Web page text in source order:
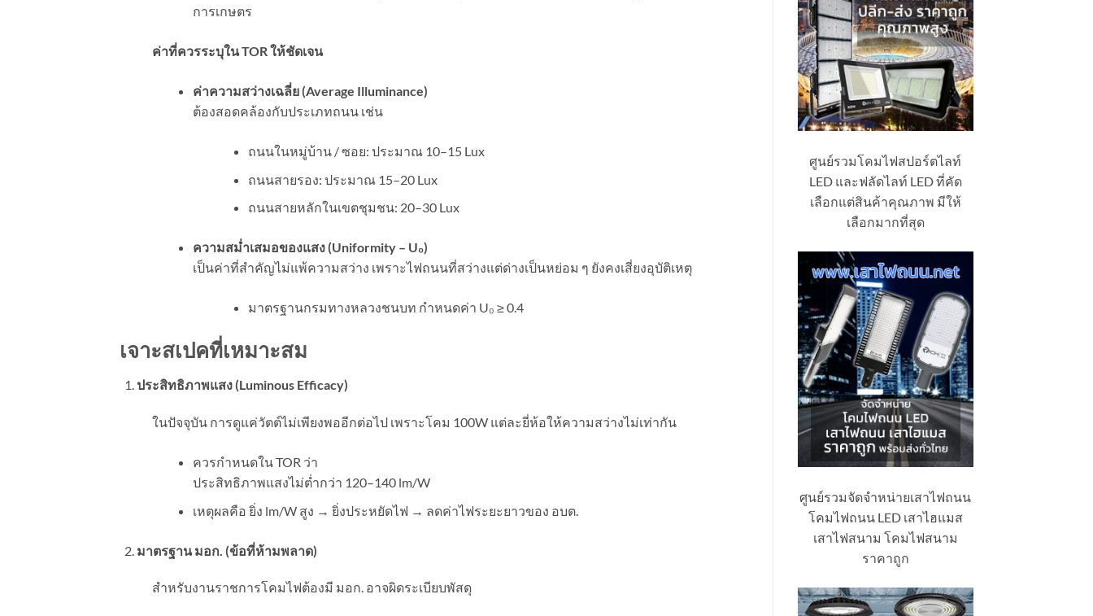
การเกษตร
ค่าที่ควรระบุในTORให้ชัดเจน
ค่าความสว่างเฉลี่ย (Average Illuminance)
ต้องสอดคล้องกับประเภทถนน เช่น
ถนนในหมู่บ้าน / ซอย: ประมาณ 10–15 Lux
ถนนสายรอง: ประมาณ 15–20 Lux
ถนนสายหลักในเขตชุมชน: 20–30 Lux
ความสม่ำเสมอของแสง (Uniformity – U₀)
เป็นค่าที่สำคัญไม่แพ้ความสว่าง เพราะไฟถนนที่สว่างแต่ด่างเป็นหย่อม ๆ ยังคงเสี่ยงอุบัติเหตุ
มาตรฐานกรมทางหลวงชนบท กำหนดค่า U₀ ≥ 0.4
เจาะสเปคที่เหมาะสม
ประสิทธิภาพแสง (Luminous Efficacy)
ในปัจจุบัน การดูแค่วัตต์ไม่เพียงพออีกต่อไป เพราะโคม 100W แต่ละยี่ห้อให้ความสว่างไม่เท่ากัน
ควรกำหนดใน TOR ว่า
ประสิทธิภาพแสงไม่ต่ำกว่า 120–140 lm/W
เหตุผลคือ ยิ่ง lm/W สูง → ยิ่งประหยัดไฟ → ลดค่าไฟระยะยาวของ อบต.
มาตรฐาน มอก. (ข้อที่ห้ามพลาด)
สำหรับงานราชการโคมไฟต้องมี มอก. อาจผิดระเบียบพัสดุ
ศูนย์รวมโคมไฟสปอร์ตไลท์
LED และฟลัดไลท์ LED ที่คัด
เลือกแต่สินค้าคุณภาพ มีให้
เลือกมากที่สุด
ศูนย์รวมจัดจำหน่ายเสาไฟถนน
โคมไฟถนน LED เสาไฮแมส
เสาไฟสนาม โคมไฟสนาม
ราคาถูก